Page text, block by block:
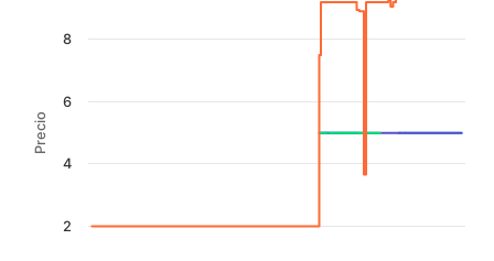
Precio
2
4
6
8